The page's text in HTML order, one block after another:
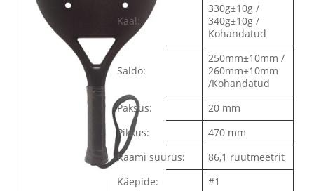
Kaal:
330g±10g /
340g±10g /
Kohandatud
Saldo:
250mm±10mm /
260mm±10mm
/Kohandatud
Paksus:
20 mm
Pikkus:
470 mm
Raami suurus:
86,1 ruutmeetrit
Käepide:
#1